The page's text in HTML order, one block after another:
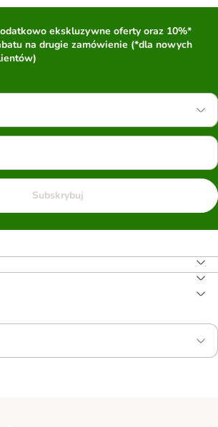
ekskluzywne oferty oraz 10%*
na drugie zamówienie (*dla nowych
Subskrybuj